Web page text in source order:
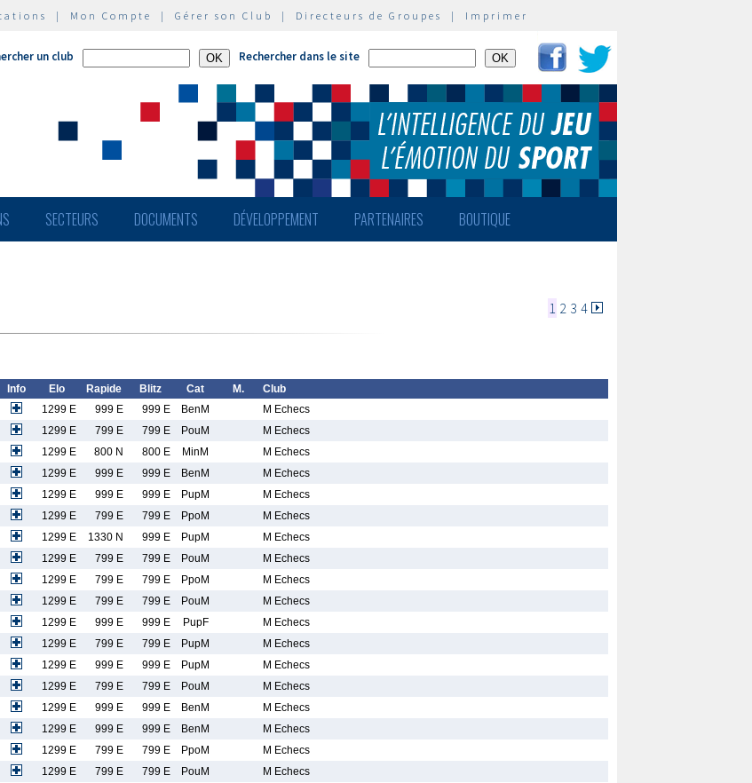
| Mon Compte | Gérer son Club | Directeurs de Groupes | Imprimer
un club Rechercher dans le site
SECTEURS DOCUMENTS DÉVELOPPEMENT PARTENAIRES BOUTIQUE
1 2 3 4
Info Elo Rapide Blitz Cat M.
Club
1299 E 999 E 999 E BenM
M Echecs
1299 E 799 E 799 E PouM
M Echecs
1299 E 800 N 800 E MinM
M Echecs
1299 E 999 E 999 E BenM
M Echecs
1299 E 999 E 999 E PupM
M Echecs
1299 E 799 E 799 E PpoM
M Echecs
1299 E 1330 N 999 E PupM
M Echecs
1299 E 799 E 799 E PouM
M Echecs
1299 E 799 E 799 E PpoM
M Echecs
1299 E 799 E 799 E PouM
M Echecs
1299 E 999 E 999 E PupF
M Echecs
1299 E 799 E 799 E PupM
M Echecs
1299 E 999 E 999 E PupM
M Echecs
1299 E 799 E 799 E PouM
M Echecs
1299 E 999 E 999 E BenM
M Echecs
1299 E 999 E 999 E BenM
M Echecs
1299 E 799 E 799 E PpoM
M Echecs
1299 E 799 E 799 E PouM
M Echecs